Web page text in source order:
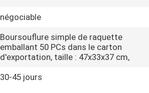
négociable
Boursouflure simple de raquette
emballant 50 PCs dans le carton
d'exportation, taille : 47x33x37 cm,
30-45 jours